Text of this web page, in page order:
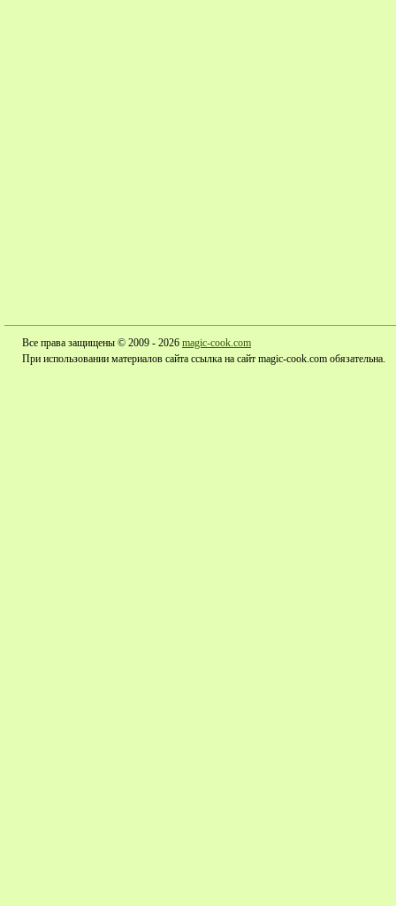
Все права защищены © 2009 - 2026 magic-cook.com
При использовании материалов сайта ссылка на сайт magic-cook.com обязательна.